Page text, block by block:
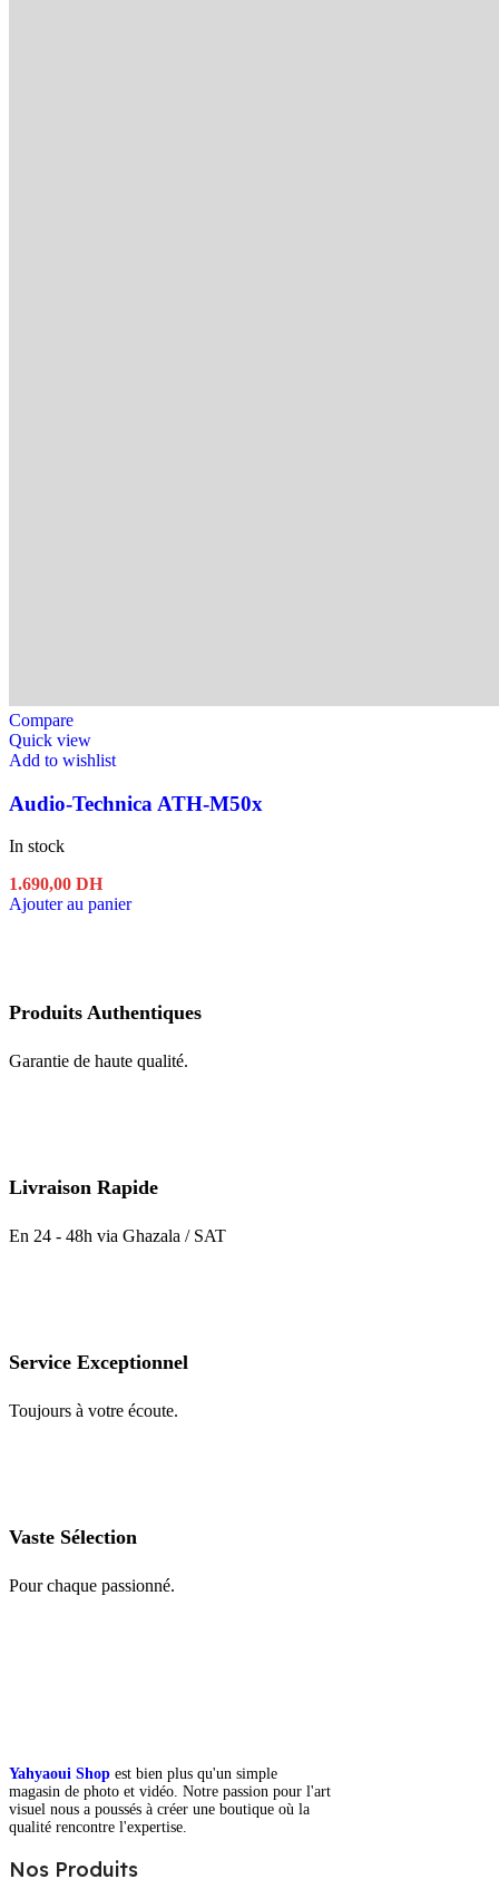
Compare
Quick view
Add to wishlist
Audio-Technica ATH-M50x
In stock
1.690,00 DH
Ajouter au panier
Produits Authentiques
Garantie de haute qualité.
Livraison Rapide
En 24 - 48h via Ghazala / SAT
Service Exceptionnel
Toujours à votre écoute.
Vaste Sélection
Pour chaque passionné.
Yahyaoui Shop est bien plus qu'un simple
magasin de photo et vidéo. Notre passion pour l'art
visuel nous a poussés à créer une boutique où la
qualité rencontre l'expertise.
Nos Produits